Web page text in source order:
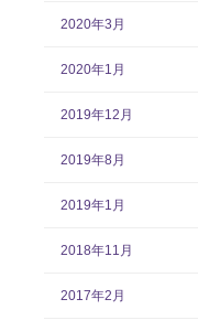
2020年3月
2020年1月
2019年12月
2019年8月
2019年1月
2018年11月
2017年2月